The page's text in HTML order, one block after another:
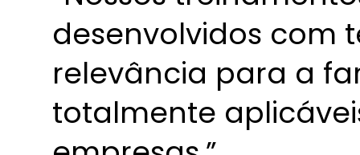
desenvolvidos com
relevância para a
totalmente